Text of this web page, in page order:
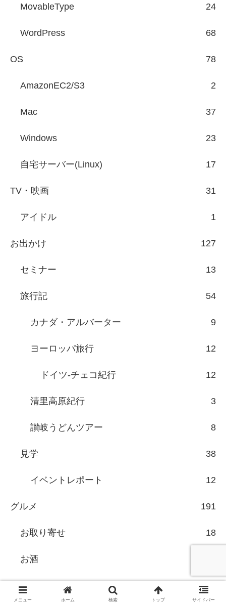
MovableType 24
WordPress 68
OS 78
AmazonEC2/S3 2
Mac 37
Windows 23
自宅サーバー(Linux) 17
TV・映画 31
アイドル 1
お出かけ 127
セミナー 13
旅行記 54
カナダ・アルバーター 9
ヨーロッパ旅行 12
ドイツ-チェコ紀行 12
清里高原紀行 3
讃岐うどんツアー 8
見学 38
イベントレポート 12
グルメ 191
お取り寄せ 18
お酒
14
メニュー ホーム 検索 トップ サイドバー